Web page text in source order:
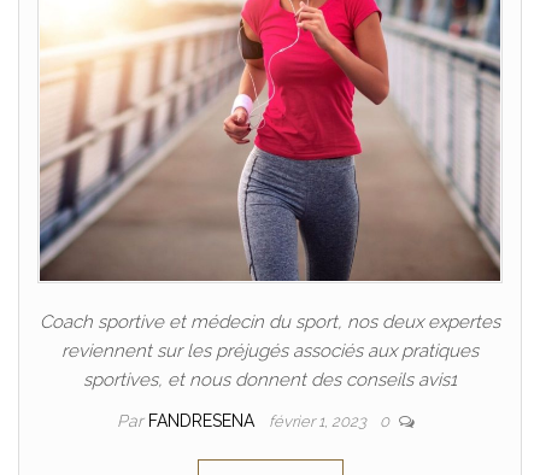
Coach sportive et médecin du sport, nos deux expertes
reviennent sur les préjugés associés aux pratiques
sportives, et nous donnent des conseils avis1
Par FANDRESENA février 1, 2023 0